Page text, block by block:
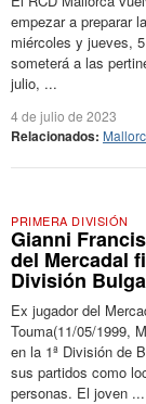
empezar a preparar
miércoles y jueves,
someterá a las
julio, ...
4 de julio de 2023
Relacionados:
PRIMERA DIVISIÓN
Gianni
del Mercadal
División
Ex jugador del
Touma(11/05/1999,
en la 1ª División de
sus partidos como
personas. El joven ...